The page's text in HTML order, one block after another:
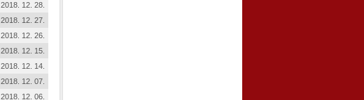
2018. 12. 28.
2018. 12. 27.
2018. 12. 26.
2018. 12. 15.
2018. 12. 14.
2018. 12. 07.
2018. 12. 06.